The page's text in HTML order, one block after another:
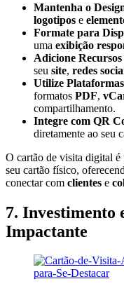
Mantenha o
logotipos e
Formate para
uma exibição
Adicione
seu site, redes
Utilize
formatos PDF,
compartilhamento.
Integre com QR
diretamente ao seu
O cartão de visita digital é
seu cartão físico,
conectar com clientes e
7. Investimento
Impactante